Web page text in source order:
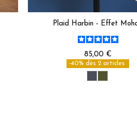
Plaid Harbin - Effet
85,00 €
-40% dès 2 articles